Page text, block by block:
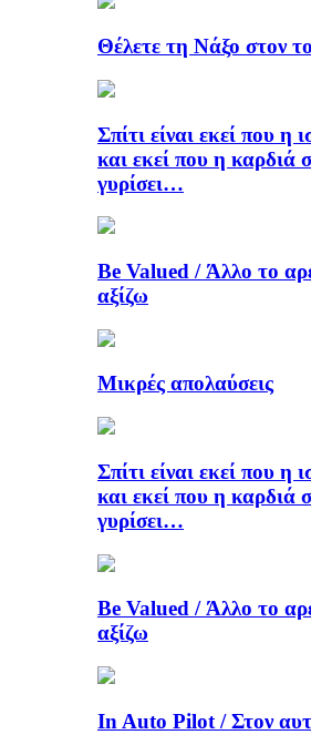
Θέλετε τη Νάξο στον
Σπίτι είναι εκεί που η
και εκεί που η καρδιά
γυρίσει…
Be Valued / Άλλο το
αξίζω
Μικρές απολαύσεις
Σπίτι είναι εκεί που η
και εκεί που η καρδιά
γυρίσει…
Be Valued / Άλλο το
αξίζω
In Auto Pilot / Στον